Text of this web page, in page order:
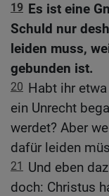
19 Es ist eine
Schuld nur
leiden muss,
gebunden ist.
20 Habt ihr
ein Unrecht
werdet? Aber
dafür leiden
21 Und eben
doch: Christus